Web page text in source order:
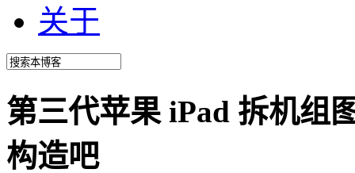
关于
第三代苹果 iPad 拆机组
构造吧